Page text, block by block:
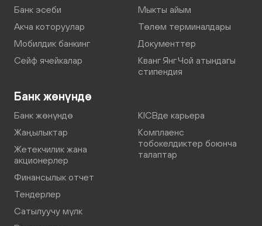
Банк эсеби
Акча которуулар
Мобилдик банкинг
Сейф ячейкалар
Мыкты айым
Төлөм терминалдары
Документтер
Кванг Янг Чой атындагы
стипендия
Банк жөнүндө
Банк жөнүндө
Жаңылыктар
Жетекчилик жана
акционерлер
Финансылык отчет
Тендерлер
Сатылуучу мүлк
KICBде карьера
Комплаенс
тобокелдиктер боюнча
талаптар